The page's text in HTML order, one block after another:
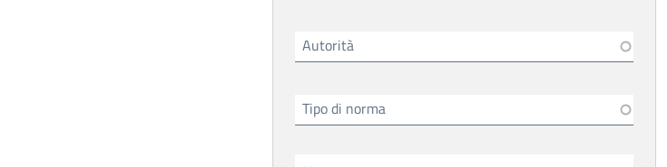
Autorità
Tipo di norma